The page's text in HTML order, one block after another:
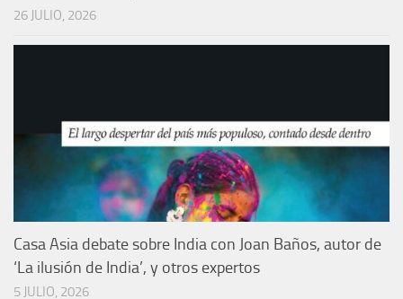
26 JULIO, 2026
Casa Asia debate sobre India con Joan Baños, autor de
‘La ilusión de India’, y otros expertos
5 JULIO, 2026